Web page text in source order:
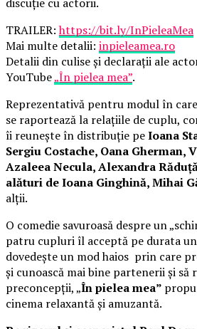
TRAILER:https://bit.ly/InPieleaMea
Mai multe detalii: inpieleamea.ro
Detalii din culise și declarații ale
YouTube„În pielea mea”.
Reprezentativă pentru modul în
se raportează la relațiile de cuplu,
îi reunește în distribuție peIoana
Sergiu Costache, Oana Gherman,
Azaleea Necula, Alexandra
alături de Ioana Ginghină, Mihai
alții.
O comedie savuroasă despre un
patru cupluri îl acceptă pe durata
dovedește un mod haios prin care
și cunoască mai bine partenerii și să
preconcepții, „În pielea mea”
cinema relaxantă și amuzantă.